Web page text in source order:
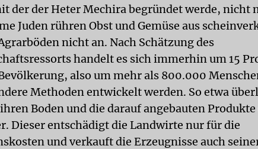
der der Heter Mechira begründet werde, nicht
Juden rühren Obst und Gemüse aus
nicht an. Nach Schätzung des
handelt es sich immerhin um 15
also um mehr als 800.000
Methoden entwickelt werden. So etwa
Boden und die darauf angebauten
Dieser entschädigt die Landwirte nur für die
und verkauft die Erzeugnisse auch